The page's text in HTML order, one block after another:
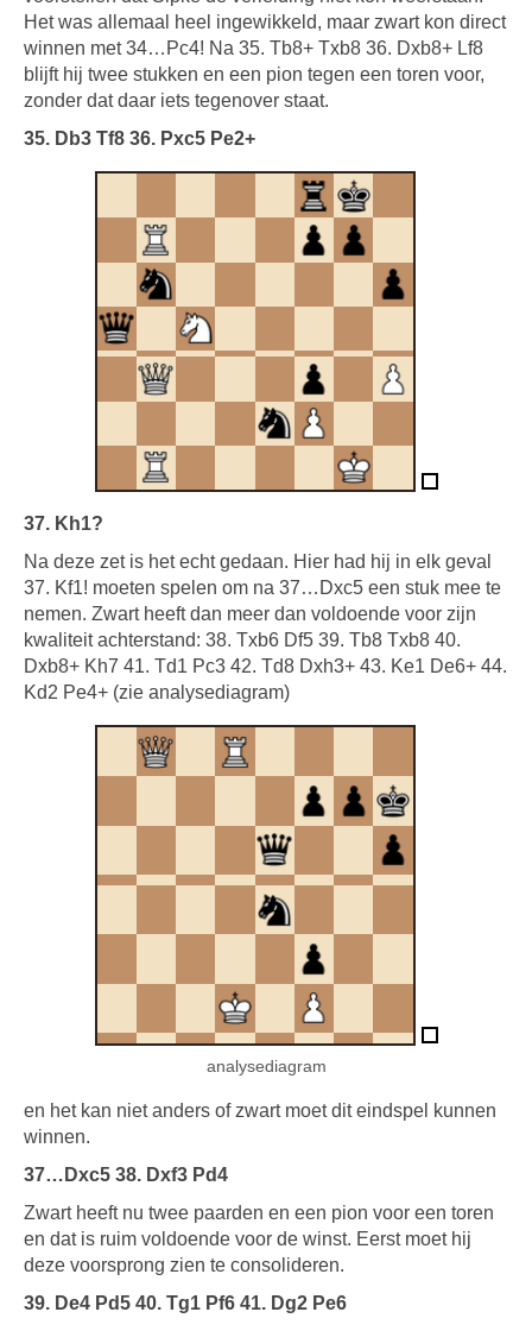
Het was allemaal heel ingewikkeld, maar zwart kon direct
winnen met 34…Pc4! Na 35. Tb8+ Txb8 36. Dxb8+ Lf8
blijft hij twee stukken en een pion tegen een toren voor,
zonder dat daar iets tegenover staat.
35. Db3 Tf8 36. Pxc5 Pe2+
37. Kh1?
Na deze zet is het echt gedaan. Hier had hij in elk geval
37. Kf1! moeten spelen om na 37…Dxc5 een stuk mee te
nemen. Zwart heeft dan meer dan voldoende voor zijn
kwaliteit achterstand: 38. Txb6 Df5 39. Tb8 Txb8 40.
Dxb8+ Kh7 41. Td1 Pc3 42. Td8 Dxh3+ 43. Ke1 De6+ 44.
Kd2 Pe4+ (zie analysediagram)
analysediagram
en het kan niet anders of zwart moet dit eindspel kunnen
winnen.
37…Dxc5 38. Dxf3 Pd4
Zwart heeft nu twee paarden en een pion voor een toren
en dat is ruim voldoende voor de winst. Eerst moet hij
deze voorsprong zien te consolideren.
39. De4 Pd5 40. Tg1 Pf6 41. Dg2 Pe6